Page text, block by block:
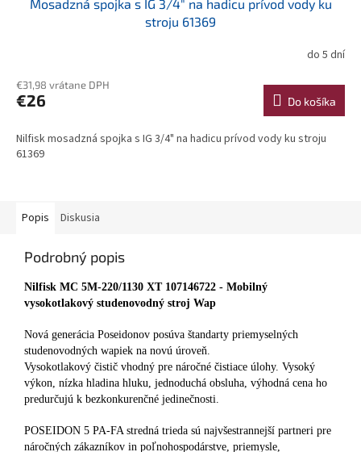
Mosadzná spojka s IG 3/4" na hadicu prívod vody ku
stroju 61369
do 5 dní
€31,98 vrátane DPH
€26 Do košíka
Nilfisk mosadzná spojka s IG 3/4" na hadicu prívod vody ku stroju
61369
Popis Diskusia
Podrobný popis
Nilfisk MC 5M-220/1130 XT 107146722 - Mobilný
vysokotlakový studenovodný stroj Wap
Nová generácia Poseidonov posúva štandarty priemyselných
studenovodných wapiek na novú úroveň.
Vysokotlakový čistič vhodný pre náročné čistiace úlohy. Vysoký
výkon, nízka hladina hluku, jednoduchá obsluha, výhodná cena ho
predurčujú k bezkonkurenčné jedinečnosti.
POSEIDON 5 PA-FA stredná trieda sú najvšestrannejší partneri pre
náročných zákazníkov in poľnohospodárstve, priemysle,